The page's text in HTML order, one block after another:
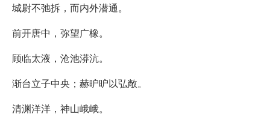
城尉不弛拆，而内外潜通。
前开唐中，弥望广橡。
顾临太液，沧池漭沆。
渐台立子中央；赫昈昈以弘敞。
清渊洋洋，神山峨峨。